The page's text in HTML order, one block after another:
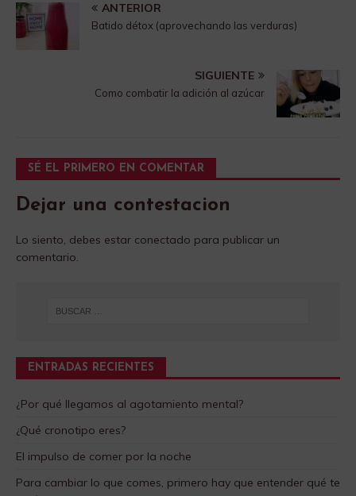
ANTERIOR
Batido détox (aprovechando las verduras)
SIGUIENTE
Como combatir la adición al azúcar
SÉ EL PRIMERO EN COMENTAR
Dejar una contestacion
Lo siento, debes estar conectado para publicar un
comentario.
ENTRADAS RECIENTES
¿Por qué llegamos al agotamiento mental?
¿Qué cronotipo eres?
El impulso de comer por la noche
Para cambiar lo que comes, primero hay que entender qué te